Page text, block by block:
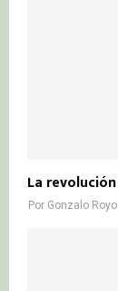
La
Por Gonzalo